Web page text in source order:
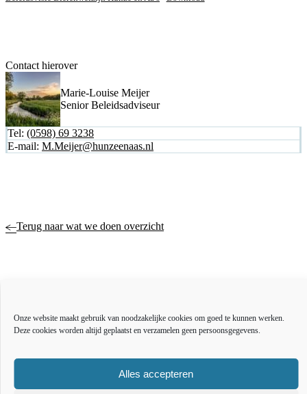
Onze website maakt gebruik van noodzakelijke cookies om goed te kunnen werken.
Deze cookies worden altijd geplaatst en verzamelen geen persoonsgegevens.
Alles accepteren
Contact hierover
Marie-Louise Meijer
Senior Beleidsadviseur
Tel: (0598) 69 3238
E-mail: M.Meijer@hunzeenaas.nl
Terug naar wat we doen overzicht
Over ons
Bestuur en organisatie
Inkoop en aanbesteden
Open data